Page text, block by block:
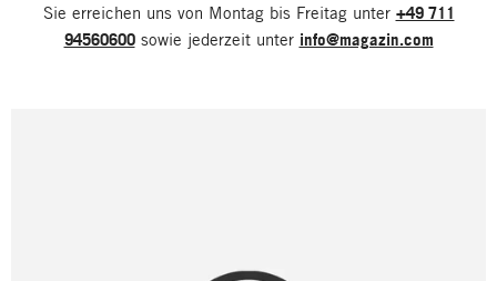
Sie erreichen uns von Montag bis Freitag unter +49 711
94560600sowie jederzeit unter info@magazin.com